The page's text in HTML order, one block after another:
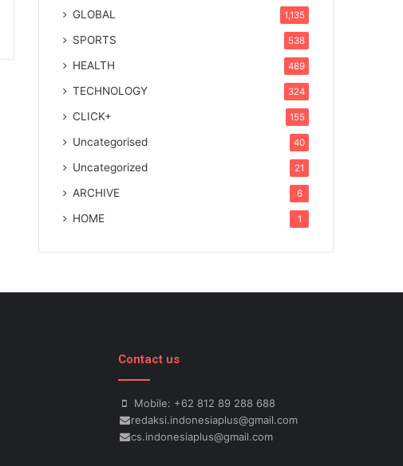
GLOBAL 1,135
SPORTS 538
HEALTH 489
TECHNOLOGY 324
CLICK+ 155
Uncategorised 40
Uncategorized 21
ARCHIVE 6
HOME 1
Contact us
Mobile: +62 812 89 288 688
redaksi.indonesiaplus@gmail.com
cs.indonesiaplus@gmail.com